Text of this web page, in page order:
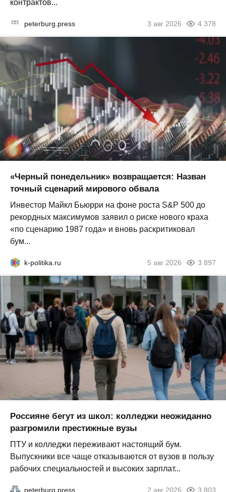
контрактов...
peterburg.press 3 авг 2026 4 378
«Черный понедельник» возвращается: Назван
точный сценарий мирового обвала
Инвестор Майкл Бьюрри на фоне роста S&P 500 до
рекордных максимумов заявил о риске нового краха
«по сценарию 1987 года» и вновь раскритиковал
бум...
k-politika.ru 5 авг 2026 3 897
Россияне бегут из школ: колледжи неожиданно
разгромили престижные вузы
ПТУ и колледжи переживают настоящий бум.
Выпускники все чаще отказываются от вузов в пользу
рабочих специальностей и высоких зарплат...
peterburg.press 2 авг 2026 3 803